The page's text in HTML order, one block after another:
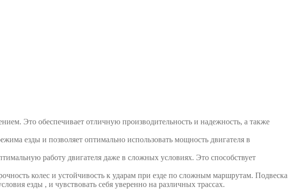
Это обеспечивает отличную производительность и надежность, а также
езды и позволяет оптимально использовать мощность двигателя в
работу двигателя даже в сложных условиях. Это способствует
колес и устойчивость к ударам при езде по сложным маршрутам. Подвеска
езды , и чувствовать себя уверенно на различных трассах.